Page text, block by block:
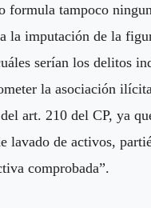
formula tampoco
la imputación de la
serían los delitos
la asociación
art. 210 del CP, ya
lavado de activos,
comprobada”.